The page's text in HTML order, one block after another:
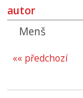
autor
Menš
«« předchozí